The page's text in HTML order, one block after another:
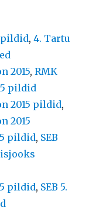
pildid,4. Tartu
2015,RMK
pildid
2015 pildid,
2015
pildid, SEB
pildid, SEB 5.